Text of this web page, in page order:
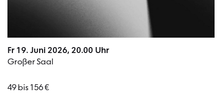
Fr 19. Juni 2026, 20.00 Uhr
Großer Saal
49 bis 156 €